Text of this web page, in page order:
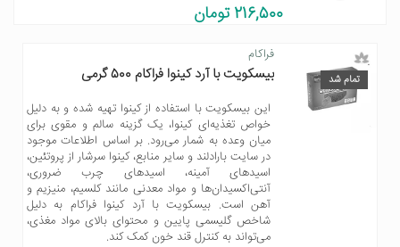
216,500 تومان
تمام شد
فراکام
بیسکویت با آرد کینوا فراکام 500 گرمی
این بیسکویت با استفاده از کینوا تهیه شده و به دلیل
خواص تغذیه‌ای کینوا، یک گزینه سالم و مقوی برای
میان وعده به شمار می‌رود. بر اساس اطلاعات موجود
در سایت بارادلند و سایر منابع، کینوا سرشار از پروتئین،
اسیدهای آمینه، اسیدهای چرب ضروری،
آنتی‌اکسیدان‌ها و مواد معدنی مانند کلسیم، منیزیم و
آهن است. بیسکویت با آرد کینوا فراکام به دلیل
شاخص گلیسمی پایین و محتوای بالای مواد مغذی،
می‌تواند به کنترل قند خون کمک کند.